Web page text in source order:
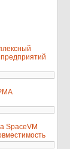
SpaceVM